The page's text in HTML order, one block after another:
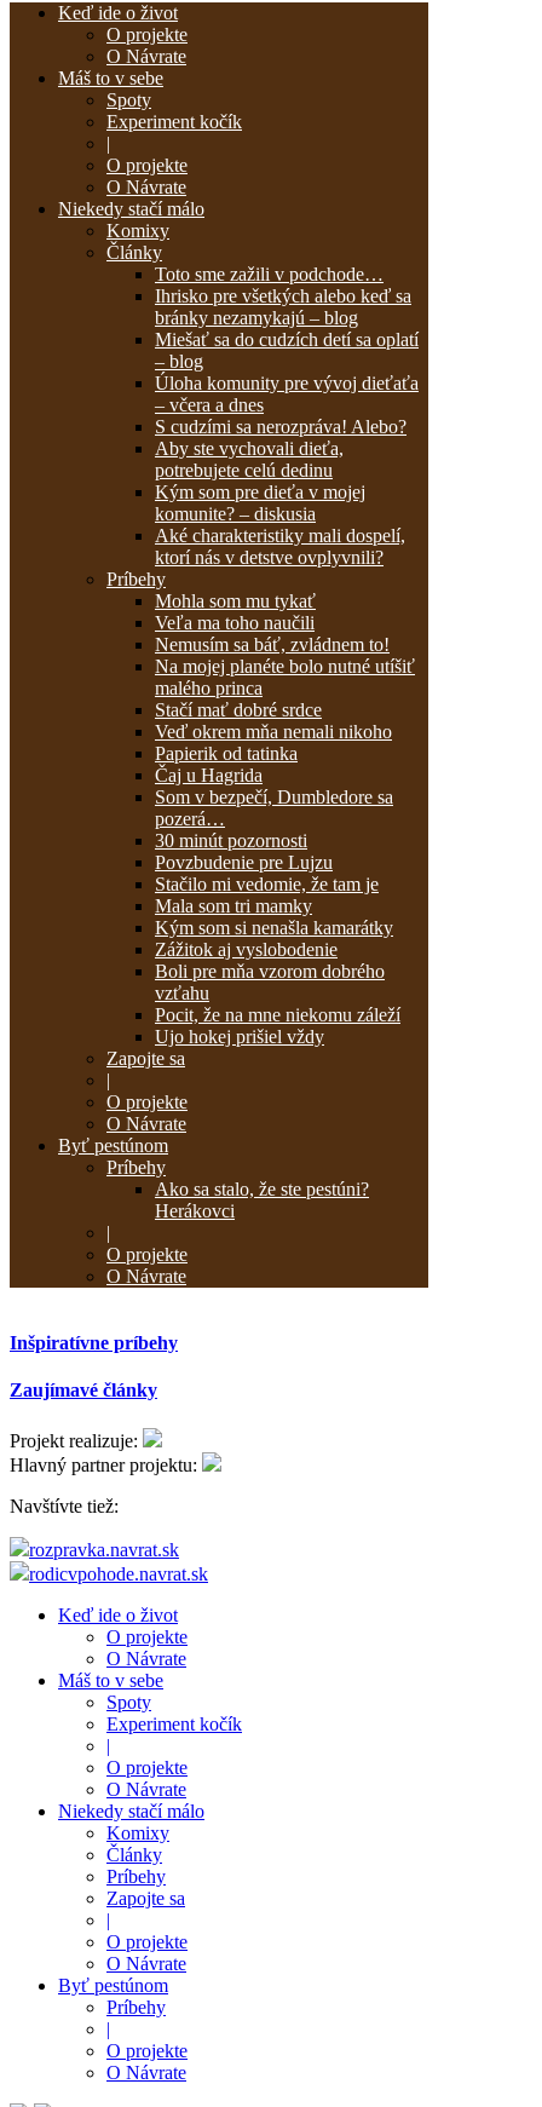
Keď ide o život
O projekte
O Návrate
Máš to v sebe
Spoty
Experiment kočík
|
O projekte
O Návrate
Niekedy stačí málo
Komixy
Články
Toto sme zažili v podchode…
Ihrisko pre všetkých alebo keď sa
bránky nezamykajú – blog
Miešať sa do cudzích detí sa oplatí
– blog
Úloha komunity pre vývoj dieťaťa
– včera a dnes
S cudzími sa nerozpráva! Alebo?
Aby ste vychovali dieťa,
potrebujete celú dedinu
Kým som pre dieťa v mojej
komunite? – diskusia
Aké charakteristiky mali dospelí,
ktorí nás v detstve ovplyvnili?
Príbehy
Mohla som mu tykať
Veľa ma toho naučili
Nemusím sa báť, zvládnem to!
Na mojej planéte bolo nutné utíšiť
malého princa
Stačí mať dobré srdce
Veď okrem mňa nemali nikoho
Papierik od tatinka
Čaj u Hagrida
Som v bezpečí, Dumbledore sa
pozerá…
30 minút pozornosti
Povzbudenie pre Lujzu
Stačilo mi vedomie, že tam je
Mala som tri mamky
Kým som si nenašla kamarátky
Zážitok aj vyslobodenie
Boli pre mňa vzorom dobrého
vzťahu
Pocit, že na mne niekomu záleží
Ujo hokej prišiel vždy
Zapojte sa
|
O projekte
O Návrate
Byť pestúnom
Príbehy
Ako sa stalo, že ste pestúni?
Herákovci
|
O projekte
O Návrate
Inšpiratívne príbehy
Zaujímavé články
Projekt realizuje:
Hlavný partner projektu:
Navštívte tiež:
rozpravka.navrat.sk
rodicvpohode.navrat.sk
Keď ide o život
O projekte
O Návrate
Máš to v sebe
Spoty
Experiment kočík
|
O projekte
O Návrate
Niekedy stačí málo
Komixy
Články
Príbehy
Zapojte sa
|
O projekte
O Návrate
Byť pestúnom
Príbehy
|
O projekte
O Návrate